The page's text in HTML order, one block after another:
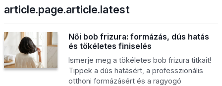
article.page.article.latest
Női bob frizura: formázás, dús hatás
és tökéletes finiselés
Ismerje meg a tökéletes bob frizura titkait!
Tippek a dús hatásért, a professzionális
otthoni formázásért és a ragyogó